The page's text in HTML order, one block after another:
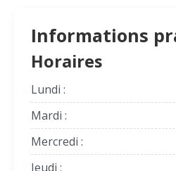
Informations
Horaires
Lundi :
Mardi :
Mercredi :
Jeudi :